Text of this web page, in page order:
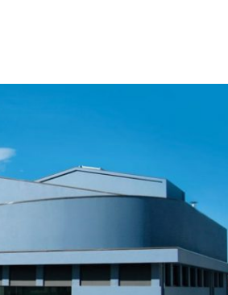
crianças
Rádio Sintonia 1 hora atrás